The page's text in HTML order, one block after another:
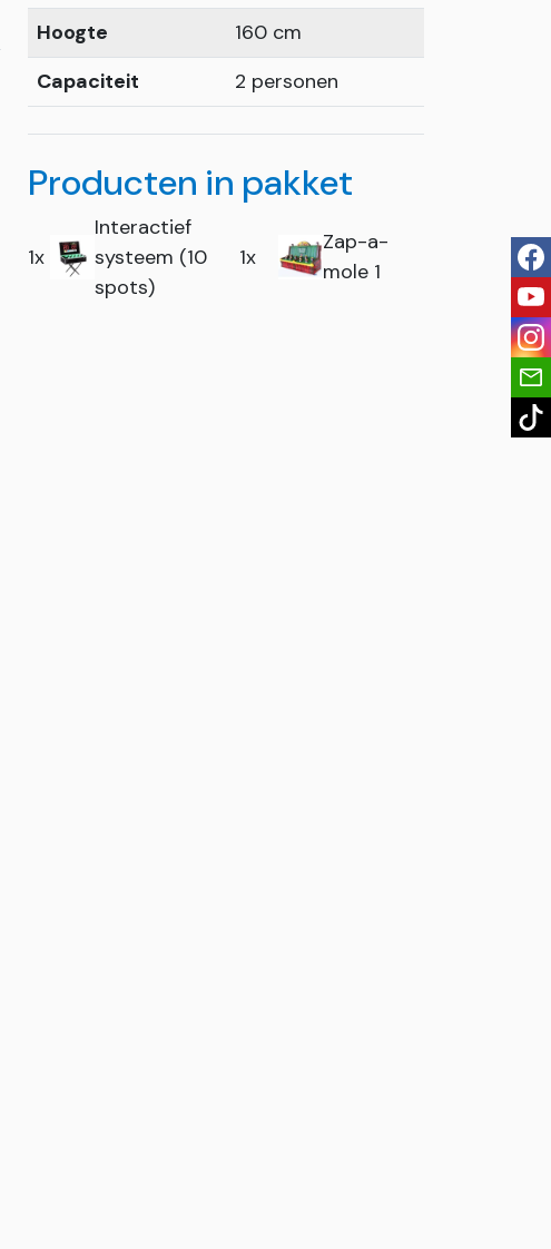
Hoogte
160 cm
Capaciteit
2 personen
Producten in pakket
1x
Interactief
systeem (10
spots)
1x
Zap-a-
mole 1